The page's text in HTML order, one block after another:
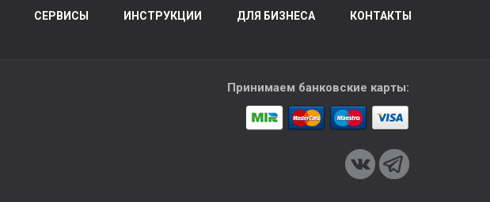
СЕРВИСЫ ИНСТРУКЦИИ ДЛЯ БИЗНЕСА КОНТАКТЫ
Принимаем банковские карты: